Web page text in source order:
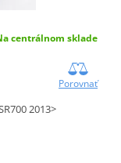
centrálnom sklade
Porovnať
2013>